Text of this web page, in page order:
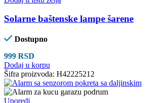
Solarne baštenske lampe šarene
Dostupno
999 RSD
Dodaj u korpu
Šifra proizvoda: H42225212
Uporedi